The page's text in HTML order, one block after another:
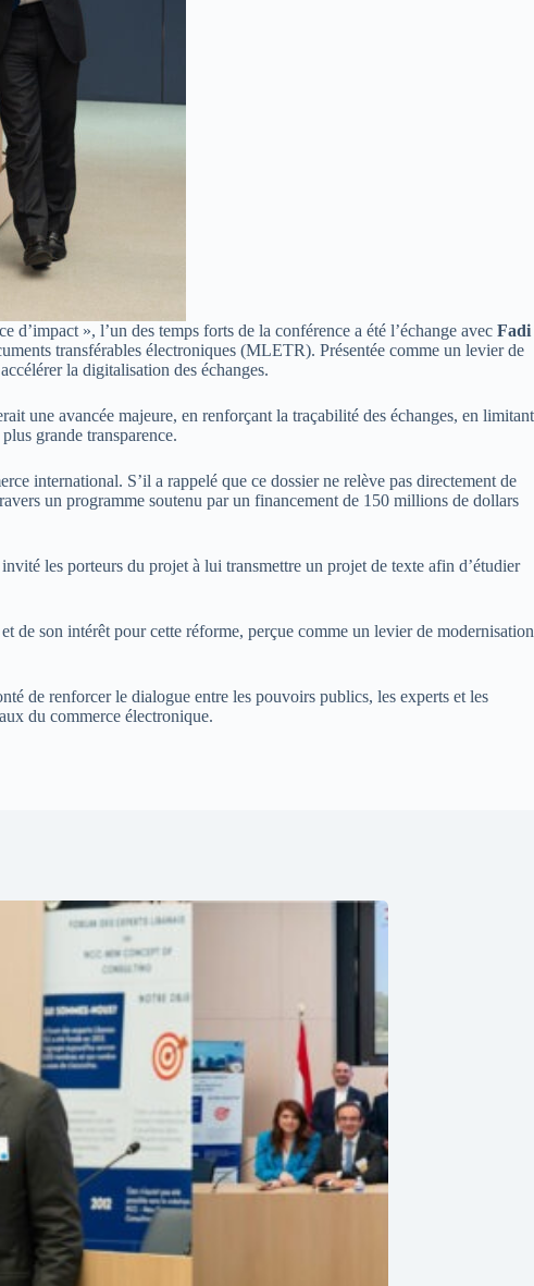
», l’un des temps forts de la conférence a été l’échange avec Fadi
transférables électroniques (MLETR). Présentée comme un levier de
la digitalisation des échanges.
une avancée majeure, en renforçant la traçabilité des échanges, en limitant
grande transparence.
international. S’il a rappelé que ce dossier ne relève pas directement de
un programme soutenu par un financement de 150 millions de dollars
les porteurs du projet à lui transmettre un projet de texte afin d’étudier
de son intérêt pour cette réforme, perçue comme un levier de modernisation
de renforcer le dialogue entre les pouvoirs publics, les experts et les
du commerce électronique.